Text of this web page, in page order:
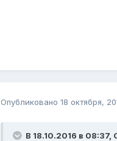
Опубликовано 18 октября,
В 18.10.2016 в 08:37,